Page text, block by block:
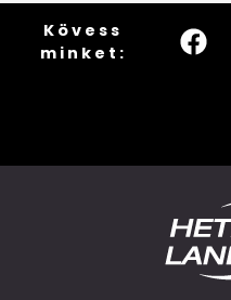
Kövess
minket: